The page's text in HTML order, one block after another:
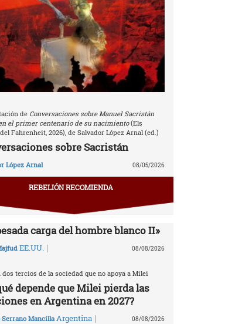
de Conversaciones sobre Manuel Sacristán
el primer centenario de su nacimiento(Els
Fahrenheit, 2026), de Salvador López Arnal (ed.)
sobre Sacristán
López Arnal 08/05/2026
REBELIÓN RECOMIENDA
carga del hombre blanco II»
EE.UU. | 08/08/2026
dos tercios de la sociedad que no apoya a Milei
depende que Milei pierda las
en Argentina en 2027?
Serrano Mancilla Argentina | 08/08/2026